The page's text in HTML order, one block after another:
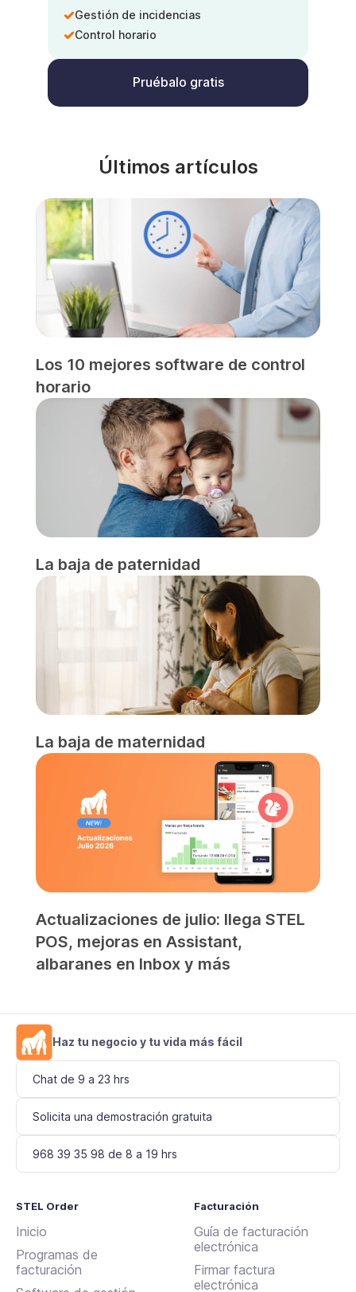
Gestión de incidencias
Control horario
Pruébalo gratis
Últimos artículos
Los 10 mejores software de control
horario
La baja de paternidad
La baja de maternidad
Actualizaciones de julio: llega STEL
POS, mejoras en Assistant,
albaranes en Inbox y más
Haz tu negocio y tu vida más fácil
Chat de 9 a 23 hrs
Solicita una demostración gratuita
968 39 35 98 de 8 a 19 hrs
STEL Order
Inicio
Programas de
facturación
Facturación
Guía de facturación
electrónica
Firmar factura
electrónica